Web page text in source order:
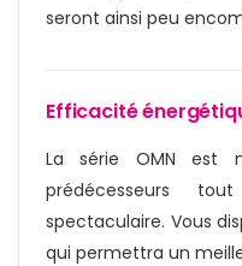
seront ainsi peu
Efficacité
La série OMN est
prédécesseurs
spectaculaire. Vous
qui permettra un